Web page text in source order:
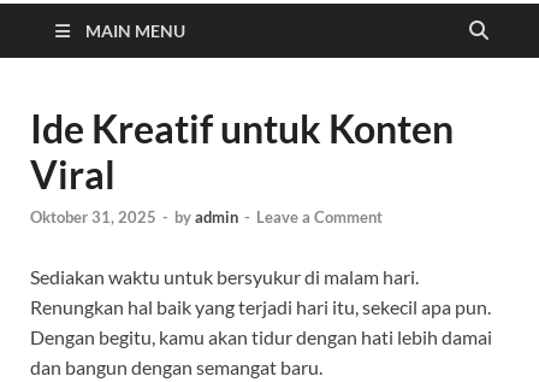
MAIN MENU
Ide Kreatif untuk Konten
Viral
Oktober 31, 2025 - byadmin - Leave a Comment
Sediakan waktu untuk bersyukur di malam hari.
Renungkan hal baik yang terjadi hari itu, sekecil apa pun.
Dengan begitu, kamu akan tidur dengan hati lebih damai
dan bangun dengan semangat baru.